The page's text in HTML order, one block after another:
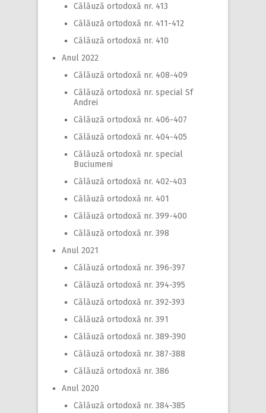
Călăuză ortodoxă nr. 413
Călăuză ortodoxă nr. 411-412
Călăuză ortodoxă nr. 410
Anul 2022
Călăuză ortodoxă nr. 408-409
Călăuză ortodoxă nr. special Sf
Andrei
Călăuză ortodoxă nr. 406-407
Călăuză ortodoxă nr. 404-405
Călăuză ortodoxă nr. special
Buciumeni
Călăuză ortodoxă nr. 402-403
Călăuză ortodoxă nr. 401
Călăuză ortodoxă nr. 399-400
Călăuză ortodoxă nr. 398
Anul 2021
Călăuză ortodoxă nr. 396-397
Călăuză ortodoxă nr. 394-395
Călăuză ortodoxă nr. 392-393
Călăuză ortodoxă nr. 391
Călăuză ortodoxă nr. 389-390
Călăuză ortodoxă nr. 387-388
Călăuză ortodoxă nr. 386
Anul 2020
Călăuză ortodoxă nr. 384-385